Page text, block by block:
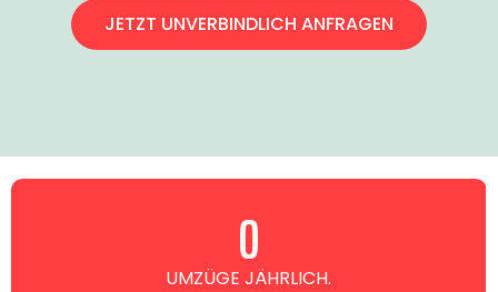
JETZT UNVERBINDLICH ANFRAGEN
UMZÜGE JÄHRLICH.
0